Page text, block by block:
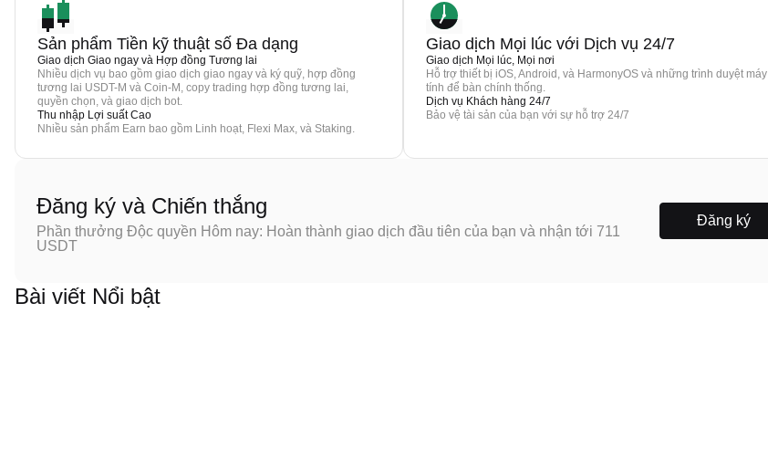
Sản phẩm Tiền kỹ thuật số Đa dạng
Giao dịch Giao ngay và Hợp đồng Tương lai
Nhiều dịch vụ bao gồm giao dịch giao ngay và ký quỹ, hợp đồng
tương lai USDT-M và Coin-M, copy trading hợp đồng tương lai,
quyền chọn, và giao dịch bot.
Thu nhập Lợi suất Cao
Nhiều sản phẩm Earn bao gồm Linh hoạt, Flexi Max, và Staking.
Giao dịch Mọi lúc với Dịch vụ 24/7
Giao dịch Mọi lúc, Mọi nơi
Hỗ trợ thiết bị iOS, Android, và HarmonyOS và những trình duyệt máy
tính để bàn chính thống.
Dịch vụ Khách hàng 24/7
Bảo vệ tài sản của bạn với sự hỗ trợ 24/7
Đăng ký và Chiến thắng
Phần thưởng Độc quyền Hôm nay: Hoàn thành giao dịch đầu tiên của bạn và nhận tới 711
USDT
Đăng ký
Bài viết Nổi bật